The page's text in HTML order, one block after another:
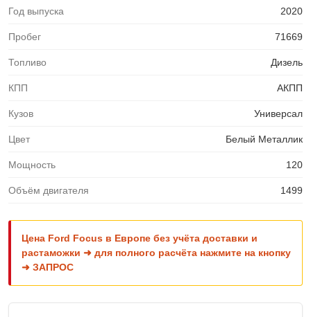
Год выпуска 2020
Пробег 71669
Топливо Дизель
КПП АКПП
Кузов Универсал
Цвет Белый Металлик
Мощность 120
Объём двигателя 1499
Цена Ford Focus в Европе без учёта доставки и
растаможки ➜ для полного расчёта нажмите на кнопку
➜ ЗАПРОС